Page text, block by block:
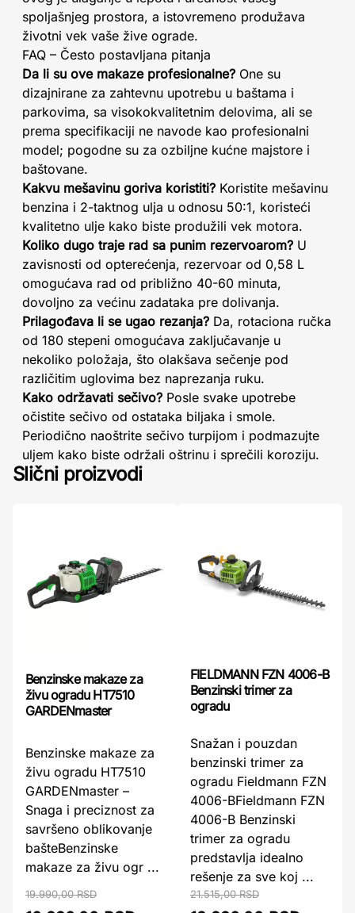
spoljašnjeg prostora, a istovremeno produžava
životni vek vaše žive ograde.
FAQ – Često postavljana pitanja
Da li su ove makaze profesionalne? One su
dizajnirane za zahtevnu upotrebu u baštama i
parkovima, sa visokokvalitetnim delovima, ali se
prema specifikaciji ne navode kao profesionalni
model; pogodne su za ozbiljne kućne majstore i
baštovane.
Kakvu mešavinu goriva koristiti? Koristite mešavinu
benzina i 2-taktnog ulja u odnosu 50:1, koristeći
kvalitetno ulje kako biste produžili vek motora.
Koliko dugo traje rad sa punim rezervoarom? U
zavisnosti od opterećenja, rezervoar od 0,58 L
omogućava rad od približno 40-60 minuta,
dovoljno za većinu zadataka pre dolivanja.
Prilagođava li se ugao rezanja? Da, rotaciona ručka
od 180 stepeni omogućava zaključavanje u
nekoliko položaja, što olakšava sečenje pod
različitim uglovima bez naprezanja ruku.
Kako održavati sečivo? Posle svake upotrebe
očistite sečivo od ostataka biljaka i smole.
Periodično naoštrite sečivo turpijom i podmazujte
uljem kako biste održali oštrinu i sprečili koroziju.
Slični proizvodi
Benzinske makaze za
živu ogradu HT7510
GARDENmaster
Benzinske makaze za
živu ogradu HT7510
GARDENmaster –
Snaga i preciznost za
savršeno oblikovanje
bašteBenzinske
makaze za živu ogr ...
19.990,00 RSD
FIELDMANN FZN 4006-B
Benzinski trimer za
ogradu
Snažan i pouzdan
benzinski trimer za
ogradu Fieldmann FZN
4006-BFieldmann FZN
4006-B Benzinski
trimer za ogradu
predstavlja idealno
rešenje za sve koj ...
21.515,00 RSD